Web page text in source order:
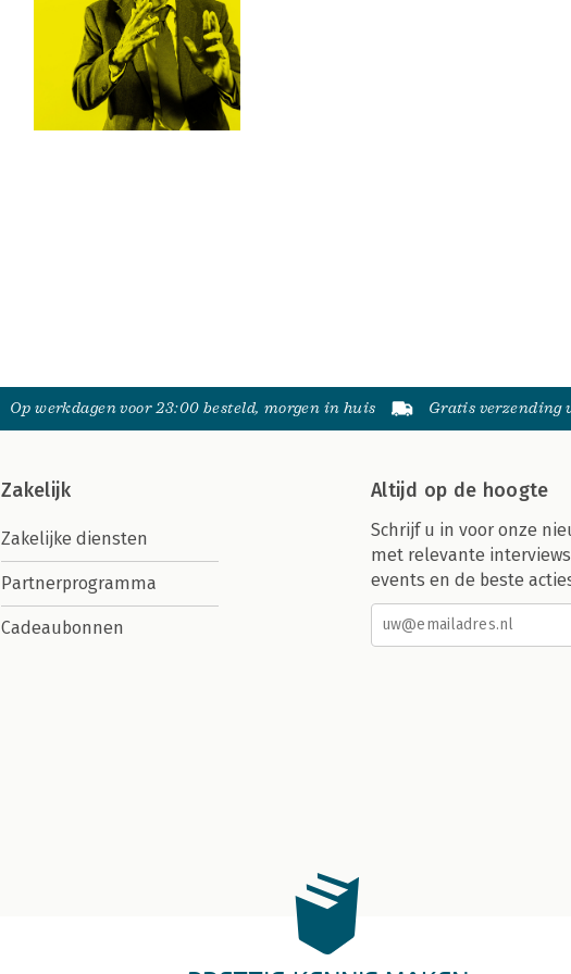
Op werkdagen voor 23:00 besteld, morgen in huis Gratis verzending
Zakelijk
Zakelijke diensten
Partnerprogramma
Cadeaubonnen
Altijd op de hoogte
Schrijf u in voor onze
met relevante
events en de beste